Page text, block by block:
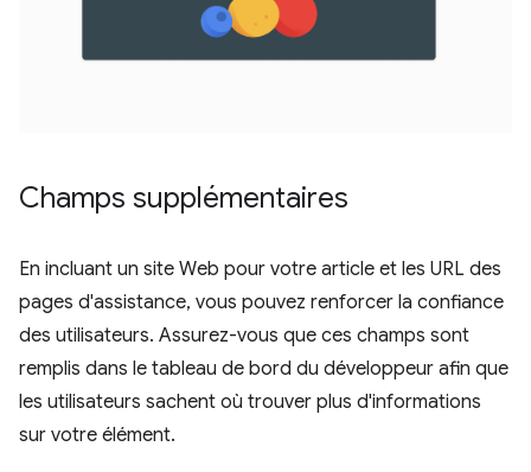
Champs supplémentaires
En incluant un site Web pour votre article et les URL des
pages d'assistance, vous pouvez renforcer la confiance
des utilisateurs. Assurez-vous que ces champs sont
remplis dans le tableau de bord du développeur afin que
les utilisateurs sachent où trouver plus d'informations
sur votre élément.